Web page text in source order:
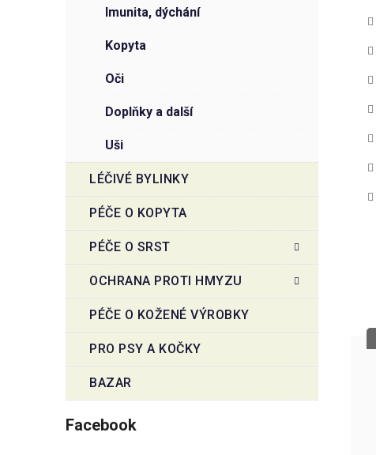
imunita, dýchání
kopyta
oči
doplňky a další
uši
LÉČIVÉ BYLINKY
PÉČE O KOPYTA
PÉČE O SRST
OCHRANA PROTI HMYZU
PÉČE O KOŽENÉ VÝROBKY
PRO PSY A KOČKY
BAZAR
Facebook